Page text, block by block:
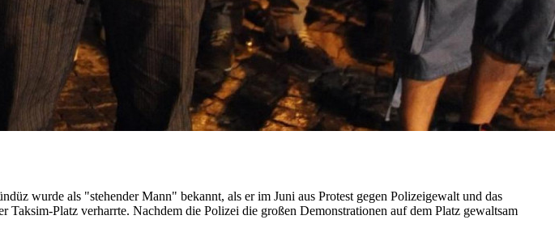
wurde als "stehender Mann" bekannt, als er im Juni aus Protest gegen Polizeigewalt und das
Platz verharrte. Nachdem die Polizei die großen Demonstrationen auf dem Platz gewaltsam